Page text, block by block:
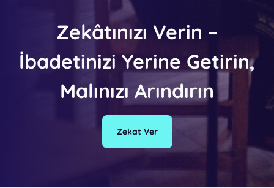
Zekâtınızı Verin –
İbadetinizi Yerine Getirin,
Malınızı Arındırın
Zekat Ver